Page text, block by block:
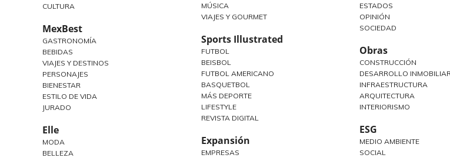
CULTURA
MexBest
GASTRONOMÍA
BEBIDAS
VIAJES Y DESTINOS
PERSONAJES
BIENESTAR
ESTILO DE VIDA
JURADO
Elle
MODA
BELLEZA
MÚSICA
VIAJES Y GOURMET
Sports Illustrated
FUTBOL
BEISBOL
FUTBOL AMERICANO
BASQUETBOL
MÁS DEPORTE
LIFESTYLE
REVISTA DIGITAL
Expansión
EMPRESAS
ESTADOS
OPINIÓN
SOCIEDAD
Obras
CONSTRUCCIÓN
DESARROLLO
INFRAESTRUCTURA
ARQUITECTURA
INTERIORISMO
ESG
MEDIO AMBIENTE
SOCIAL